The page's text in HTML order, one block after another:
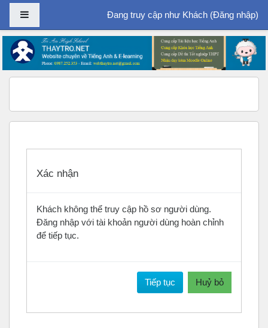
Chuyển tới nội dung chính
Bảng điều khiển cạnhĐang truy cập như Khách (Đăng nhập)
Xác nhận
Khách không thể truy cập hồ sơ người dùng.
Đăng nhập với tài khoản người dùng hoàn chỉnh
để tiếp tục.
Tiếp tục Huỷ bỏ